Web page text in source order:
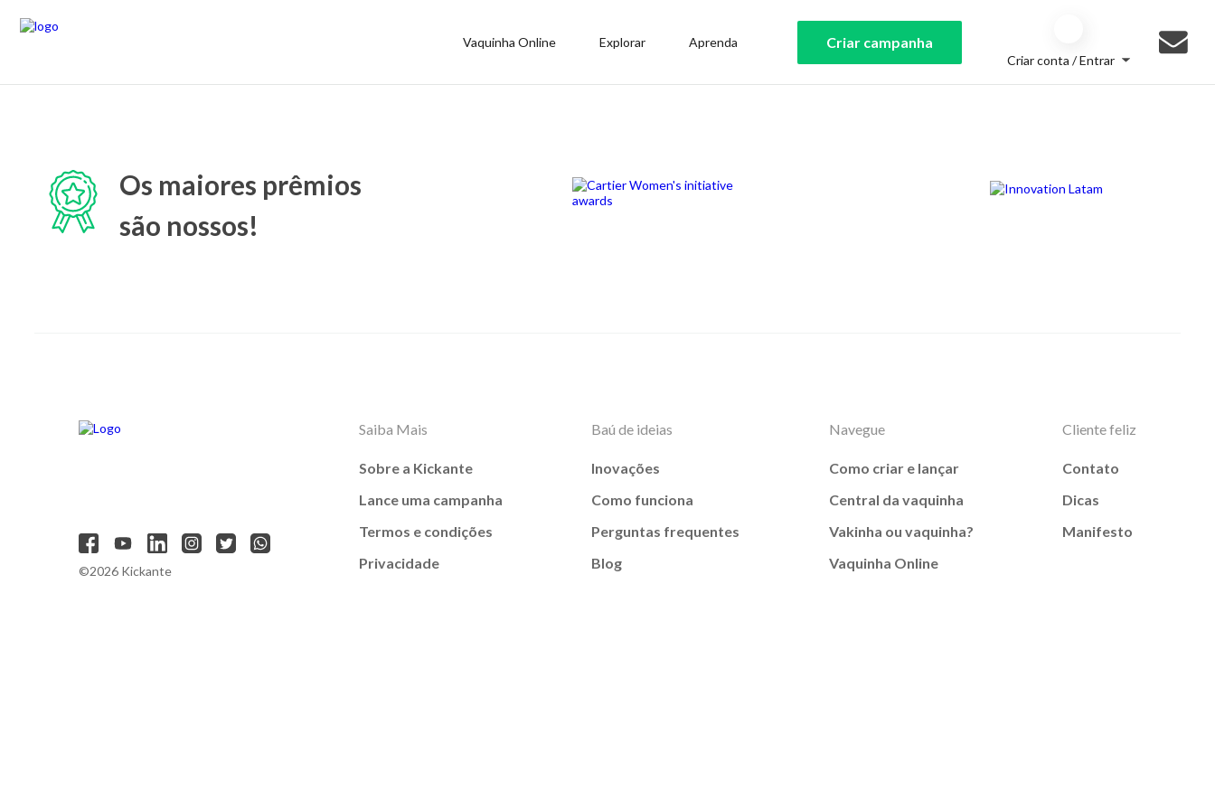
Vaquinha Online Explorar Aprenda Criar campanha
Criar conta / Entrar
Os maiores prêmios
são nossos!
©2026 Kickante
Saiba Mais
Sobre a Kickante
Lance uma campanha
Termos e condições
Privacidade
Baú de ideias
Inovações
Como funciona
Perguntas frequentes
Blog
Navegue
Como criar e lançar
Central da vaquinha
Vakinha ou vaquinha?
Vaquinha Online
Cliente feliz
Contato
Dicas
Manifesto